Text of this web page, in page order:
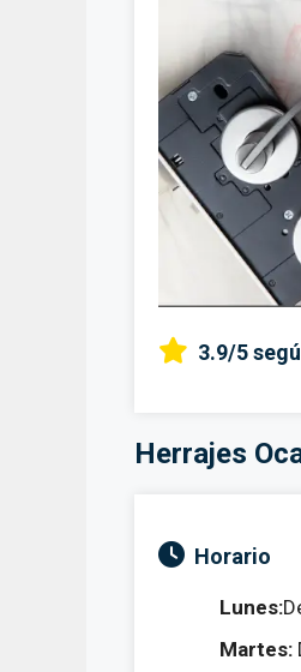
3.9/5
Herrajes
Horario
Lunes:
Martes: